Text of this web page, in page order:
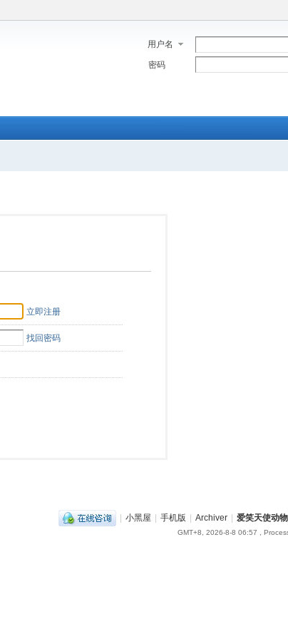
用户名
密码
立即注册
找回密码
| 小黑屋 | 手机版 | Archiver | 爱笑天使动
GMT+8, 2026-8-8 06:57 ,